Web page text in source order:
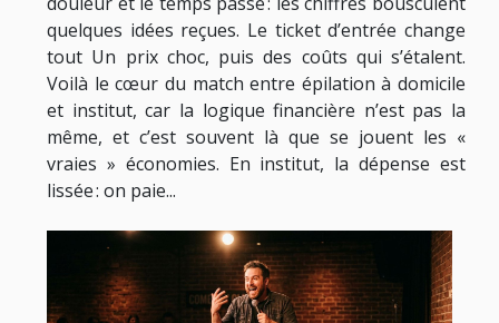
quelques idées reçues. Le ticket d’entrée change
tout Un prix choc, puis des coûts qui s’étalent.
Voilà le cœur du match entre épilation à domicile
et institut, car la logique financière n’est pas la
même, et c’est souvent là que se jouent les «
vraies » économies. En institut, la dépense est
lissée : on paie...